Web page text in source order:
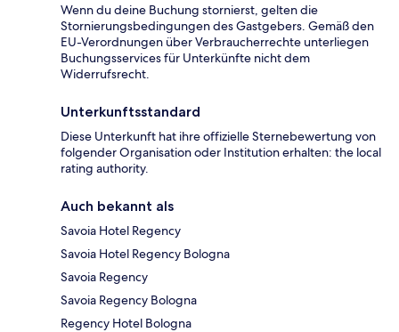
Wenn du deine Buchung stornierst, gelten die
Stornierungsbedingungen des Gastgebers. Gemäß den
EU-Verordnungen über Verbraucherrechte unterliegen
Buchungsservices für Unterkünfte nicht dem
Widerrufsrecht.
Unterkunftsstandard
Diese Unterkunft hat ihre offizielle Sternebewertung von
folgender Organisation oder Institution erhalten: the local
rating authority.
Auch bekannt als
Savoia Hotel Regency
Savoia Hotel Regency Bologna
Savoia Regency
Savoia Regency Bologna
Regency Hotel Bologna